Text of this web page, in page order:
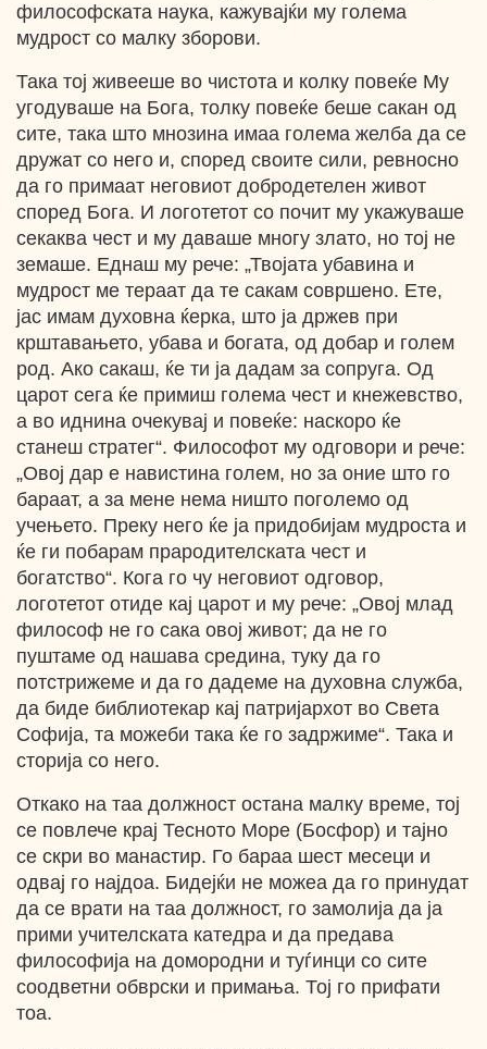
философската наука, кажувајќи му голема
мудрост со малку зборови.
Така тој живееше во чистота и колку повеќе Му
угодуваше на Бога, толку повеќе беше сакан од
сите, така што мнозина имаа голема желба да се
дружат со него и, според своите сили, ревносно
да го примаат неговиот добродетелен живот
според Бога. И логотетот со почит му укажуваше
секаква чест и му даваше многу злато, но тој не
земаше. Еднаш му рече: „Твојата убавина и
мудрост ме тераат да те сакам совршено. Ете,
јас имам духовна ќерка, што ја држев при
крштавањето, убава и богата, од добар и голем
род. Ако сакаш, ќе ти ја дадам за сопруга. Од
царот сега ќе примиш голема чест и кнежевство,
а во иднина очекувај и повеќе: наскоро ќе
станеш стратег“. Философот му одговори и рече:
„Овој дар е навистина голем, но за оние што го
бараат, а за мене нема ништо поголемо од
учењето. Преку него ќе ја придобијам мудроста и
ќе ги побарам прародителската чест и
богатство“. Кога го чу неговиот одговор,
логотетот отиде кај царот и му рече: „Овој млад
философ не го сака овој живот; да не го
пуштаме од нашава средина, туку да го
потстрижеме и да го дадеме на духовна служба,
да биде библиотекар кај патријархот во Света
Софија, та можеби така ќе го задржиме“. Така и
сторија со него.
Откако на таа должност остана малку време, тој
се повлече крај Тесното Море (Босфор) и тајно
се скри во манастир. Го бараа шест месеци и
одвај го најдоа. Бидејќи не можеа да го принудат
да се врати на таа должност, го замолија да ја
прими учителската катедра и да предава
философија на домородни и туѓинци со сите
соодветни обврски и примања. Тој го прифати
тоа.